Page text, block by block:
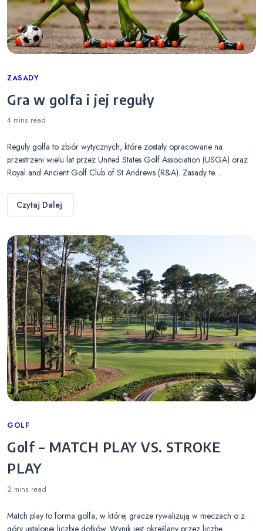
Categories
ZASADY
Gra w golfa i jej reguły
4 mins read
Reguły golfa to zbiór wytycznych, które zostały opracowane na
przestrzeni wielu lat przez United States Golf Association (USGA) oraz
Royal and Ancient Golf Club of St Andrews (R&A). Zasady te…
Czytaj Dalej
Categories
GOLF
Golf – MATCH PLAY VS. STROKE
PLAY
2 mins read
Match play to forma golfa, w której gracze rywalizują w meczach o z
góry ustalonej liczbie dołków. Wynik jest określany przez liczbę